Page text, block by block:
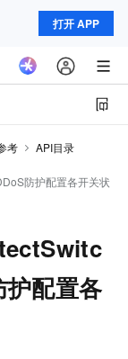
打开 APP
考
API目录
防护配置各开关状
配置各